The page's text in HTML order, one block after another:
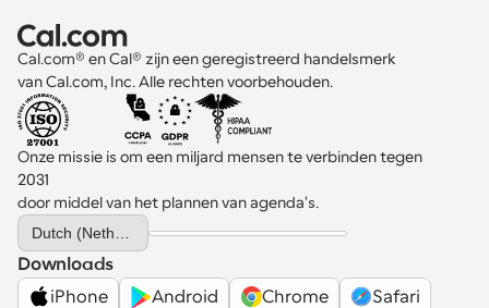
Cal.com® en Cal® zijn een geregistreerd handelsmerk
van Cal.com, Inc. Alle rechten voorbehouden.
Onze missie is om een miljard mensen te verbinden tegen
2031
door middel van het plannen van agenda's.
Select Language
Downloads
iPhone
Android Chrome
Safari